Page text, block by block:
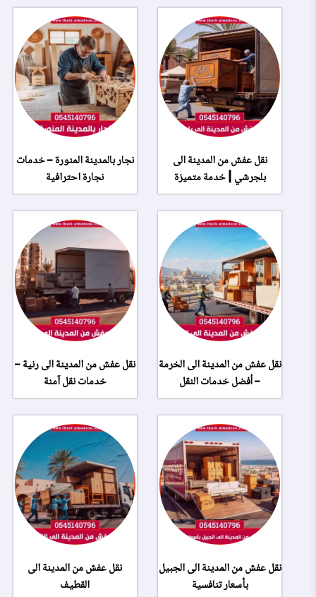
نقل عفش من المدينة الى
بلجرشي | خدمة متميزة
نجار بالمدينة المنورة – خدمات
نجارة احترافية
نقل عفش من المدينة الى الخرمة
– أفضل خدمات النقل
نقل عفش من المدينة الى رنية –
خدمات نقل آمنة
نقل عفش من المدينة الى الجبيل
بأسعار تنافسية
نقل عفش من المدينة الى
القطيف